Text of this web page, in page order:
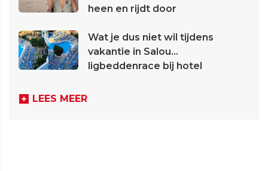
heen en rijdt door
Wat je dus niet wil tijdens
vakantie in Salou...
ligbeddenrace bij hotel
LEES MEER